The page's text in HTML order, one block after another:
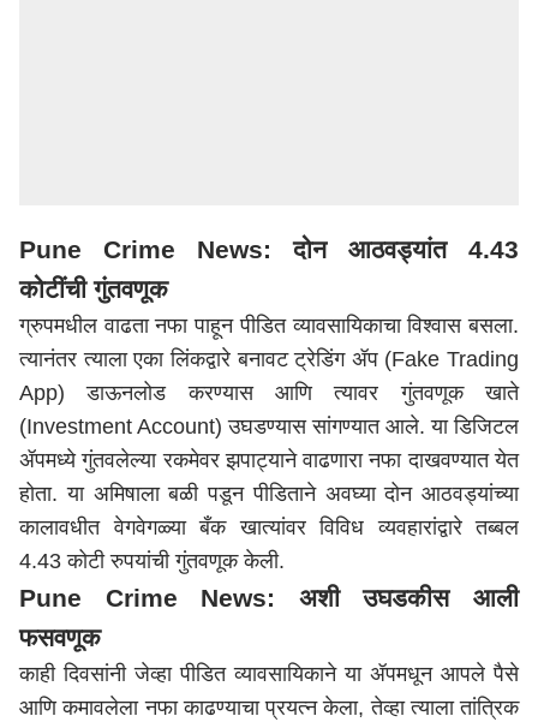
Pune Crime News: दोन आठवड्यांत 4.43
कोटींची गुंतवणूक
ग्रुपमधील वाढता नफा पाहून पीडित व्यावसायिकाचा विश्वास बसला.
त्यानंतर त्याला एका लिंकद्वारे बनावट ट्रेडिंग ॲप (Fake Trading
App) डाऊनलोड करण्यास आणि त्यावर गुंतवणूक खाते
(Investment Account) उघडण्यास सांगण्यात आले. या डिजिटल
ॲपमध्ये गुंतवलेल्या रकमेवर झपाट्याने वाढणारा नफा दाखवण्यात येत
होता. या अमिषाला बळी पडून पीडिताने अवघ्या दोन आठवड्यांच्या
कालावधीत वेगवेगळ्या बँक खात्यांवर विविध व्यवहारांद्वारे तब्बल
4.43 कोटी रुपयांची गुंतवणूक केली.
Pune Crime News: अशी उघडकीस आली
फसवणूक
काही दिवसांनी जेव्हा पीडित व्यावसायिकाने या ॲपमधून आपले पैसे
आणि कमावलेला नफा काढण्याचा प्रयत्न केला, तेव्हा त्याला तांत्रिक